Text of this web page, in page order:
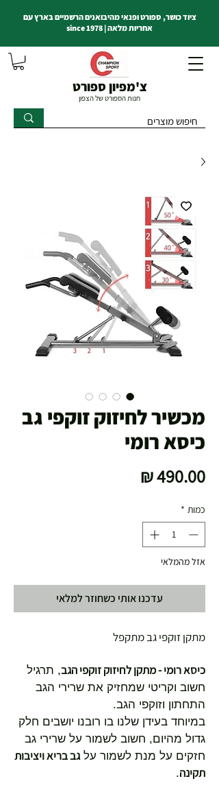
צ'מפיון ספורט
חנות הספורט של הצפון
ציוד כושר, ספורט ופנאי מהיבואנים הרשמיים בארץ עם
אחריות מלאה | since 1978
מכשיר לחיזוק זוקפי גב
כיסא רומי
כמות *
אזל מהמלאי
עדכנו אותי כשחוזר למלאי
מתקן זוקפי גב מתקפל
כיסא רומי - מתקן לחיזוק זוקפי הגב, תרגיל
חשוב וקריטי שמחזיק את שרירי הגב
התחתון וזוקפי הגב.
במיוחד בעידן שלנו בו רובנו יושבים חלק
גדול מהיום, חשוב לשמור על שרירי גב
חזקים על מנת לשמור עלגב בריא ויציבות
תקינה.